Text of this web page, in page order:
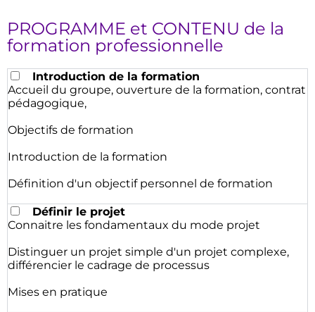
PROGRAMME et CONTENU de la
formation professionnelle
Introduction de la formation
Accueil du groupe, ouverture de la formation, contrat
pédagogique,
Objectifs de formation
Introduction de la formation
Définition d'un objectif personnel de formation
Définir le projet
Connaitre les fondamentaux du mode projet
Distinguer un projet simple d'un projet complexe,
différencier le cadrage de processus
Mises en pratique